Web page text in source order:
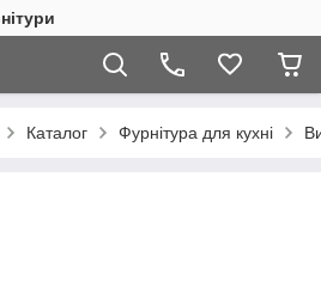
Каталог Фурнітура для кухні